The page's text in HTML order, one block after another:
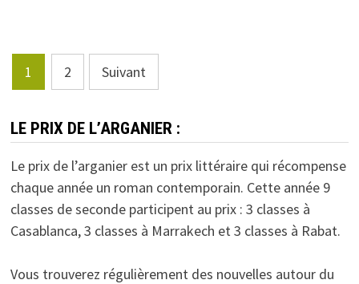
Pagination
des
publications
1 2 Suivant
LE PRIX DE L’ARGANIER :
Le prix de l’arganier est un prix littéraire qui récompense
chaque année un roman contemporain. Cette année 9
classes de seconde participent au prix : 3 classes à
Casablanca, 3 classes à Marrakech et 3 classes à Rabat.
Vous trouverez régulièrement des nouvelles autour du